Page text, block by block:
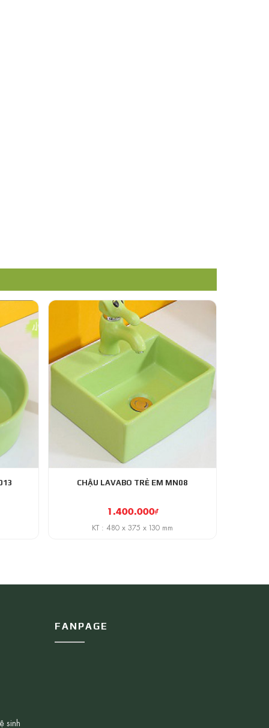
CHẬU LAVABO TRẺ EM MN08
1.400.000₫
KT : 480 x 375 x 130 mm
sinh
FANPAGE